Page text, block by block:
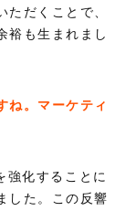
だくことで、
裕も生まれまし
。マーケティ
強化することに
した。この反響